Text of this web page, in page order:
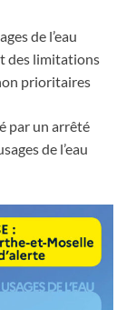
de l’eau
des limitations
prioritaires
par un arrêté
de l’eau